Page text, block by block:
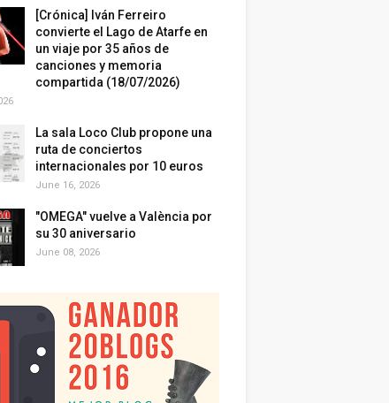
[Crónica] Iván Ferreiro
convierte el Lago de Atarfe en
un viaje por 35 años de
canciones y memoria
compartida (18/07/2026)
La sala Loco Club propone una
ruta de conciertos
internacionales por 10 euros
June 16, 2026
"OMEGA" vuelve a València por
su 30 aniversario
June 08, 2026